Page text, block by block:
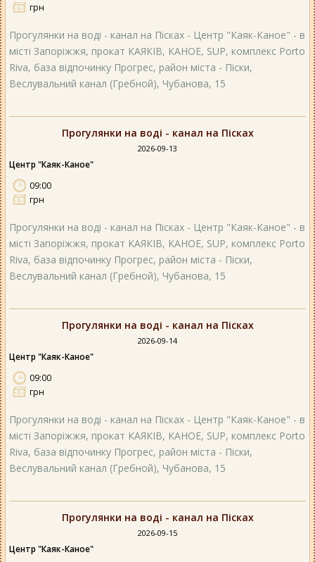
грн
Прогулянки на воді - канал на Пісках - Центр "Каяк-Каное" - в
місті Запоріжжя, прокат КАЯКІВ, КАНОЕ, SUP, комплекс Porto
Riva, база відпочинку Прогрес, район міста - Піски,
Веслувальний канал (Гребной), Чубанова, 15
Прогулянки на воді - канал на Пісках
2026-09-13
Центр "Каяк-Каное"
09:00
грн
Прогулянки на воді - канал на Пісках - Центр "Каяк-Каное" - в
місті Запоріжжя, прокат КАЯКІВ, КАНОЕ, SUP, комплекс Porto
Riva, база відпочинку Прогрес, район міста - Піски,
Веслувальний канал (Гребной), Чубанова, 15
Прогулянки на воді - канал на Пісках
2026-09-14
Центр "Каяк-Каное"
09:00
грн
Прогулянки на воді - канал на Пісках - Центр "Каяк-Каное" - в
місті Запоріжжя, прокат КАЯКІВ, КАНОЕ, SUP, комплекс Porto
Riva, база відпочинку Прогрес, район міста - Піски,
Веслувальний канал (Гребной), Чубанова, 15
Прогулянки на воді - канал на Пісках
2026-09-15
Центр "Каяк-Каное"